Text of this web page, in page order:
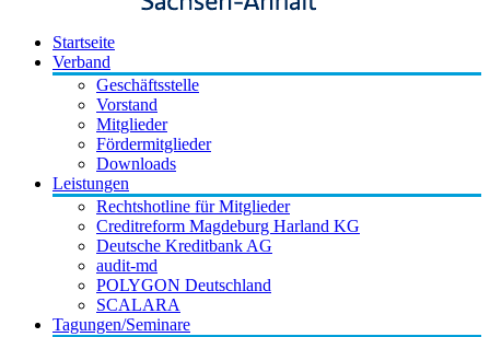
Startseite
Verband
Geschäftsstelle
Vorstand
Mitglieder
Fördermitglieder
Downloads
Leistungen
Rechtshotline für Mitglieder
Creditreform Magdeburg Harland KG
Deutsche Kreditbank AG
audit-md
POLYGON Deutschland
SCALARA
Tagungen/Seminare